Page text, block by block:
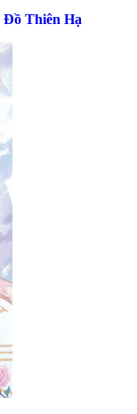
Thiên Hạ